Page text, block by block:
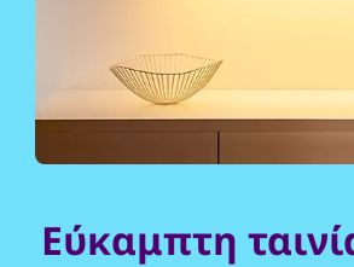
Εύκαμπτη